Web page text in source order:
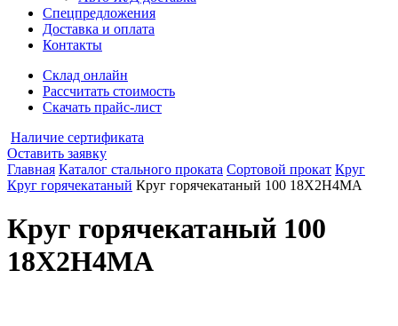
Спецпредложения
Доставка и оплата
Контакты
Склад онлайн
Рассчитать стоимость
Скачать прайс-лист
Наличие сертификата
Оставить заявку
Главная Каталог стального проката Сортовой прокат Круг
Круг горячекатаный Круг горячекатаный 100 18Х2Н4МА
Круг горячекатаный 100
18Х2Н4МА